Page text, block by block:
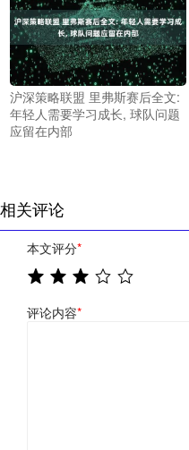
沪深策略联盟 里弗斯赛后全文:
年轻人需要学习成长, 球队问题
应留在内部
相关评论
本文评分*
评论内容*